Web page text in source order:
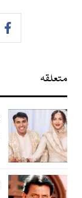
متعلقہ